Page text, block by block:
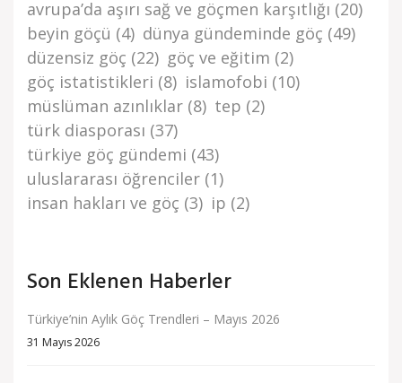
avrupa’da aşiri sağ ve göçmen karşitliği (20)
beyi̇n göçü (4) dünya gündemi̇nde göç (49)
düzensi̇z göç (22) göç ve eği̇ti̇m (2)
göç i̇stati̇sti̇kleri̇ (8) islamofobi (10)
müslüman azınlıklar (8) tep (2)
türk di̇asporasi (37)
türki̇ye göç gündemi̇ (43)
uluslararası öğrenciler (1)
i̇nsan haklari ve göç (3) i̇p (2)
Son Eklenen Haberler
Türkiye’nin Aylık Göç Trendleri – Mayıs 2026
31 Mayıs 2026